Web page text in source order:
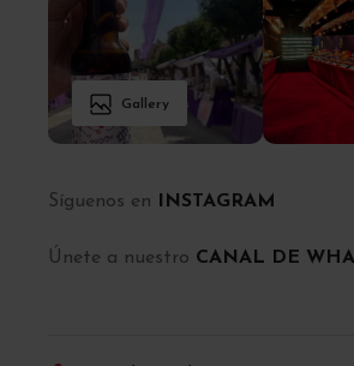
Gallery
Síguenos en INSTAGRAM
Únete a nuestro CANAL DE